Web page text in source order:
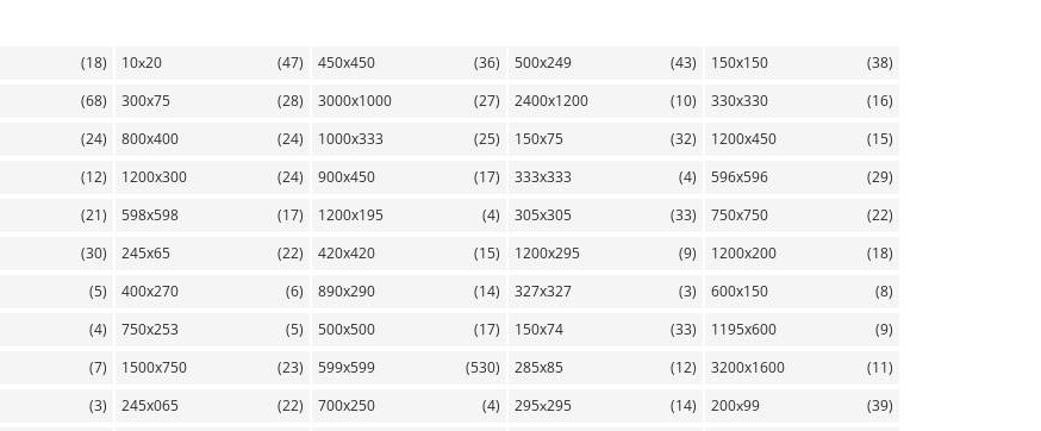
(18) 10x20 (47) 450х450 (36) 500х249 (43) 150х150
(38)
(68) 300х75 (28) 3000х1000 (27) 2400х1200 (10) 330х330
(16)
(24) 800х400 (24) 1000х333 (25) 150х75 (32) 1200х450
(15)
(12) 1200х300 (24) 900х450 (17) 333х333 (4) 596х596
(29)
(21) 598х598 (17) 1200х195 (4) 305х305 (33) 750х750
(22)
(30) 245х65 (22) 420х420 (15) 1200х295 (9) 1200х200
(18)
(5) 400х270 (6) 890х290 (14) 327х327 (3) 600х150
(8)
(4) 750х253 (5) 500х500 (17) 150х74 (33) 1195х600
(9)
(7) 1500х750 (23) 599х599 (530) 285х85 (12) 3200х1600
(11)
(3) 245х065 (22) 700х250 (4) 295x295 (14) 200x99
(39)